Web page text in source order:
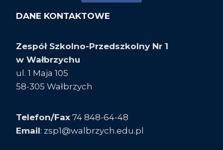
DANE KONTAKTOWE
Zespół Szkolno-Przedszkolny Nr 1
w Wałbrzychu
ul. 1 Maja 105
58-305 Wałbrzych
Telefon/Fax 74 848-64-48
Email: zsp1@walbrzych.edu.pl